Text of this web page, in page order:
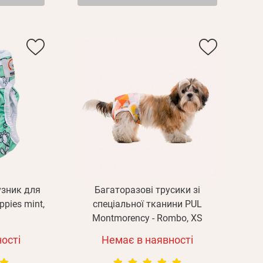
для
mint,
Багаторазові трусики зі
спеціальної тканини PUL
Montmorency - Rombo, XS
Немає в наявності
Зареєструватися